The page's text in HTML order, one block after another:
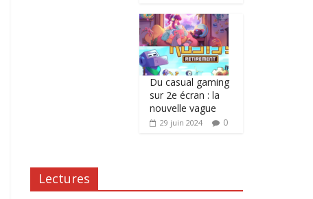
Du casual gaming
sur 2e écran : la
nouvelle vague
29 juin 2024 0
Lectures